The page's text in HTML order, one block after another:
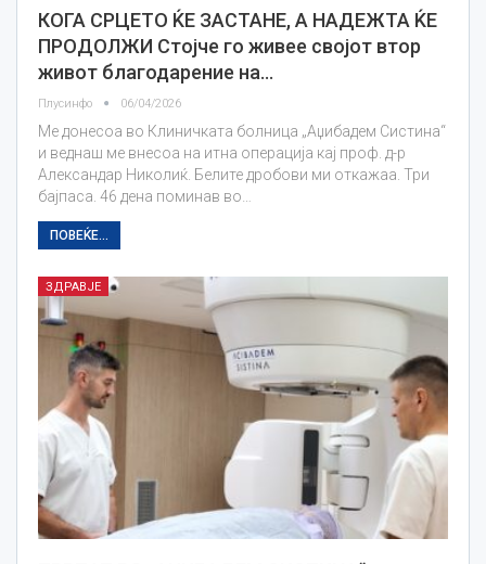
КОГА СРЦЕТО ЌЕ ЗАСТАНЕ, А НАДЕЖТА ЌЕ
ПРОДОЛЖИ Стојче го живее својот втор
живот благодарение на…
Плусинфо 06/04/2026
Ме донесоа во Клиничката болница „Аџибадем Систина“
и веднаш ме внесоа на итна операција кај проф. д-р
Александар Николиќ. Белите дробови ми откажаа. Три
бајпаса. 46 дена поминав во…
ПОВЕЌЕ...
ЗДРАВЈЕ